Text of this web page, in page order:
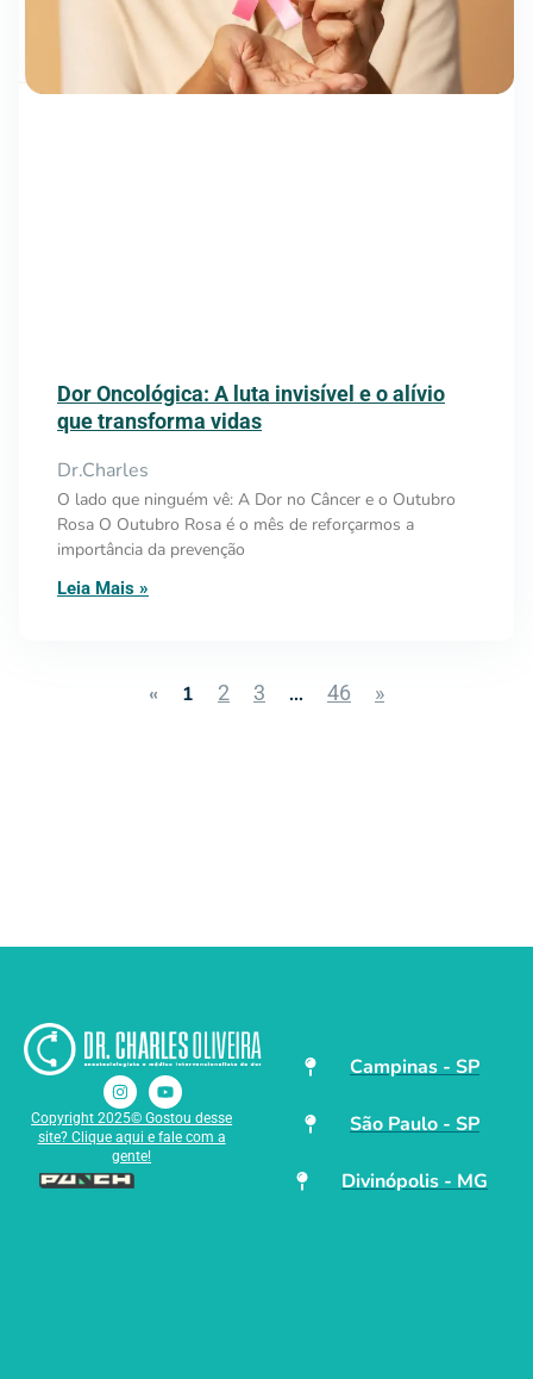
Dor Oncológica: A luta invisível e o alívio
que transforma vidas
Dr.Charles
O lado que ninguém vê: A Dor no Câncer e o Outubro
Rosa O Outubro Rosa é o mês de reforçarmos a
importância da prevenção
Leia Mais »
« 1 2 3 … 46 »
Copyright 2025© Gostou desse
site? Clique aqui e fale com a
gente!
Campinas - SP
São Paulo - SP
Divinópolis - MG